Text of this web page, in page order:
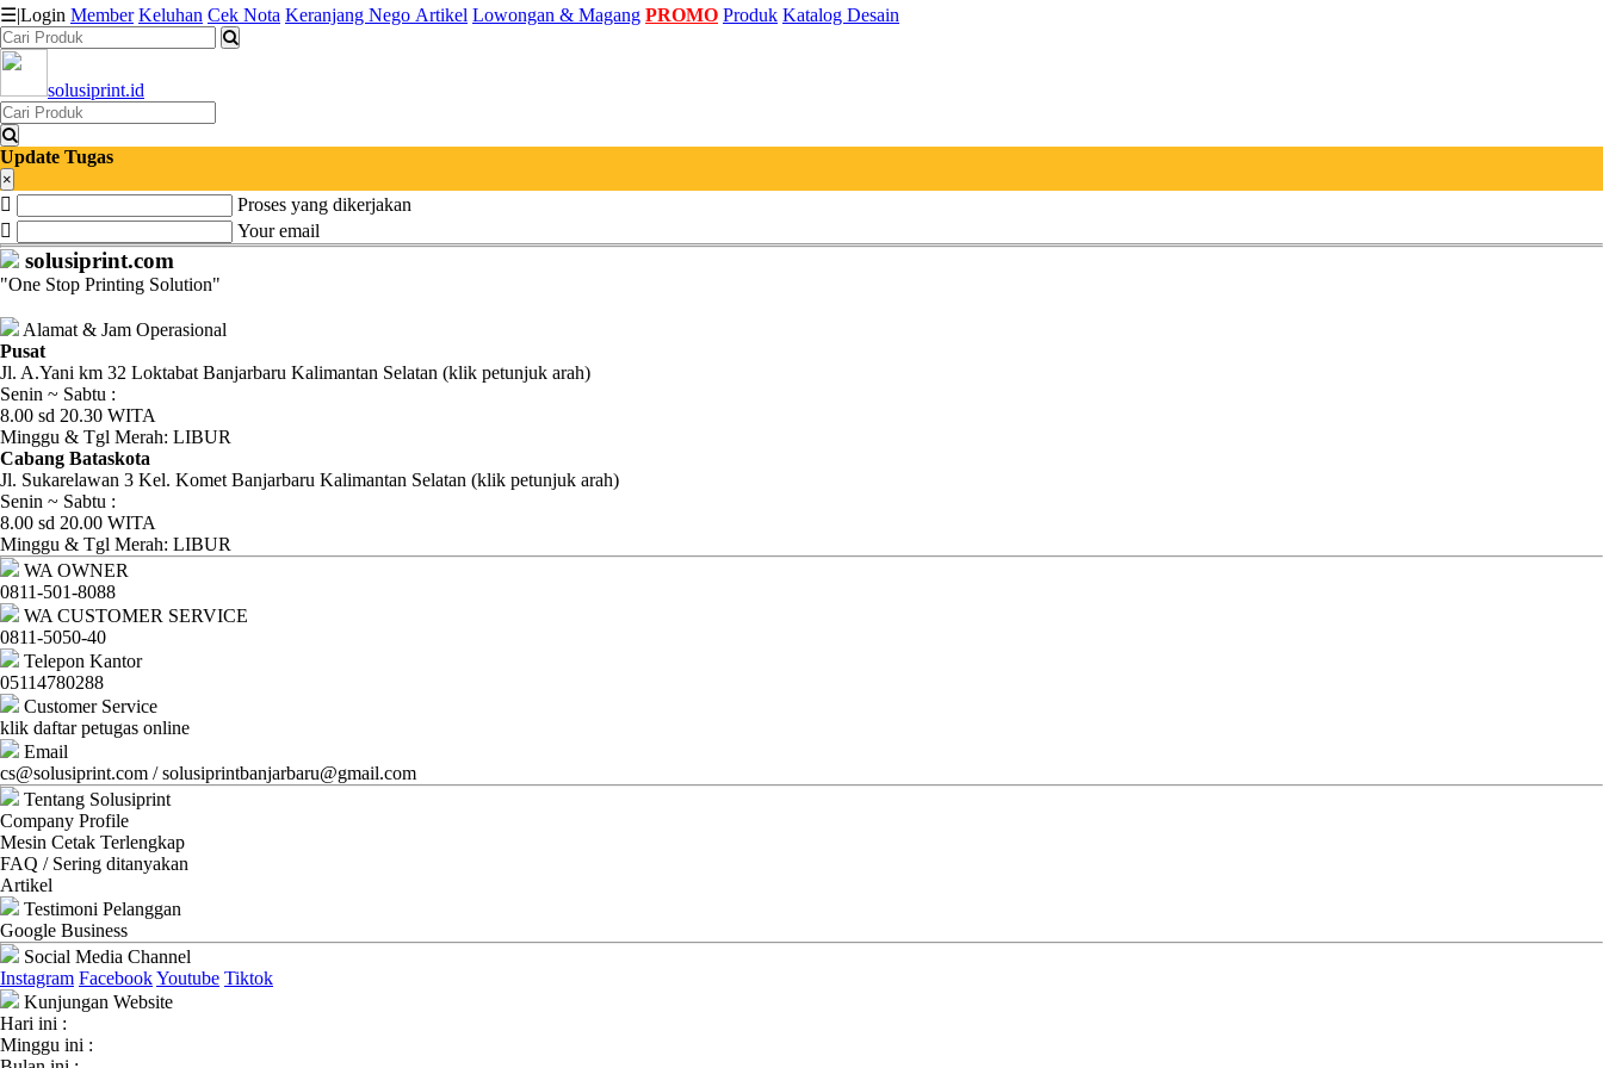
Katalog
Produk
Petugas
Riwayat
Transaksi
Tagihan
Berjalan
Pembayaran
Pendapatan
Fee
Ganti
Password
Logout
☰|Login Member Keluhan Cek Nota Keranjang Nego Artikel Lowongan & Magang PROMO Produk Katalog Desain
solusiprint.id
Update Tugas
×
Proses yang dikerjakan
Your email
solusiprint.com
"One Stop Printing Solution"
Alamat & Jam Operasional
Pusat
Jl. A.Yani km 32 Loktabat Banjarbaru Kalimantan Selatan (klik petunjuk arah)
Senin ~ Sabtu :
8.00 sd 20.30 WITA
Minggu & Tgl Merah: LIBUR
Cabang Bataskota
Jl. Sukarelawan 3 Kel. Komet Banjarbaru Kalimantan Selatan (klik petunjuk arah)
Senin ~ Sabtu :
8.00 sd 20.00 WITA
Minggu & Tgl Merah: LIBUR
WA OWNER
0811-501-8088
WA CUSTOMER SERVICE
0811-5050-40
Telepon Kantor
05114780288
Customer Service
klik daftar petugas online
Email
cs@solusiprint.com / solusiprintbanjarbaru@gmail.com
Tentang Solusiprint
Company Profile
Mesin Cetak Terlengkap
FAQ / Sering ditanyakan
Artikel
Testimoni Pelanggan
Google Business
Social Media Channel
Instagram FacebookYoutube Tiktok
Kunjungan Website
Hari ini :
Minggu ini :